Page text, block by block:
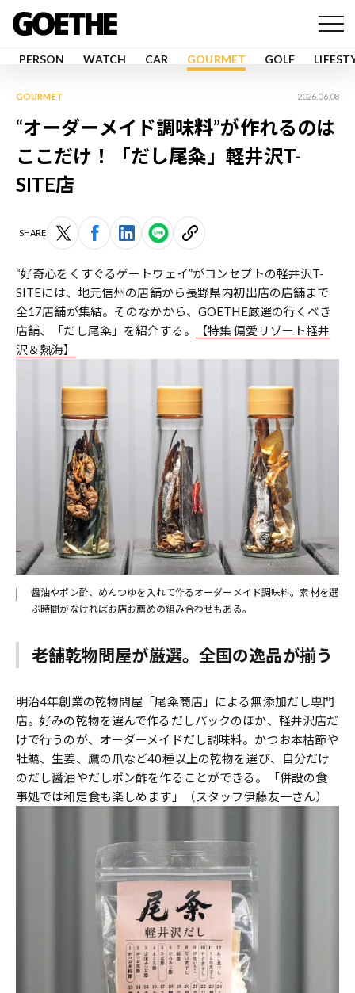
PERSON WATCH CAR GOURMET GOLF
GOURMET 2026.06.08
“オーダーメイド調味料”が作れるのは
ここだけ！「だし尾粂」軽井沢T-
SITE店
SHARE
“好奇心をくすぐるゲートウェイ”がコンセプトの軽井沢T-
SITEには、地元信州の店舗から長野県内初出店の店舗まで
全17店舗が集結。そのなかから、GOETHE厳選の行くべき
店舗、「だし尾粂」を紹介する。
【特集 偏愛リゾート軽井
沢＆熱海】
醤油やポン酢、めんつゆを入れて作るオーダーメイド調味料。素材を選
ぶ時間がなければお店お薦めの組み合わせもある。
老舗乾物問屋が厳選。全国の逸品が揃う
明治4年創業の乾物問屋「尾粂商店」による無添加だし専門
店。好みの乾物を選んで作るだしパックのほか、軽井沢店だ
けで行うのが、オーダーメイドだし調味料。かつお本枯節や
牡蠣、生姜、鷹の爪など40種以上の乾物を選び、自分だけ
のだし醤油やだしポン酢を作ることができる。「併設の食
事処では和定食も楽しめます」（スタッフ伊藤友一さん）